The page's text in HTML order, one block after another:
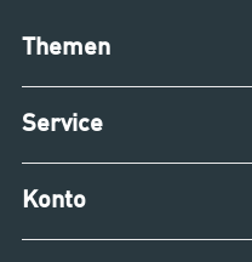
Themen
Service
Konto